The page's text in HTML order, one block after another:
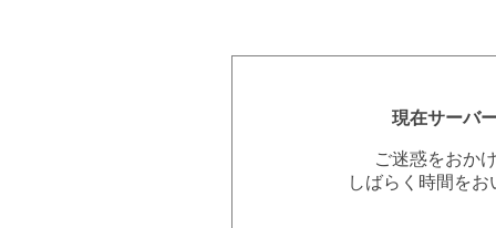
現在サーバ
ご迷惑をおか
しばらく時間を